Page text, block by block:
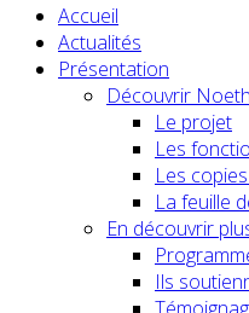
Accueil
Actualités
Présentation
Découvrir
Le projet
Les
Les
La feuille
En découvrir
Ils